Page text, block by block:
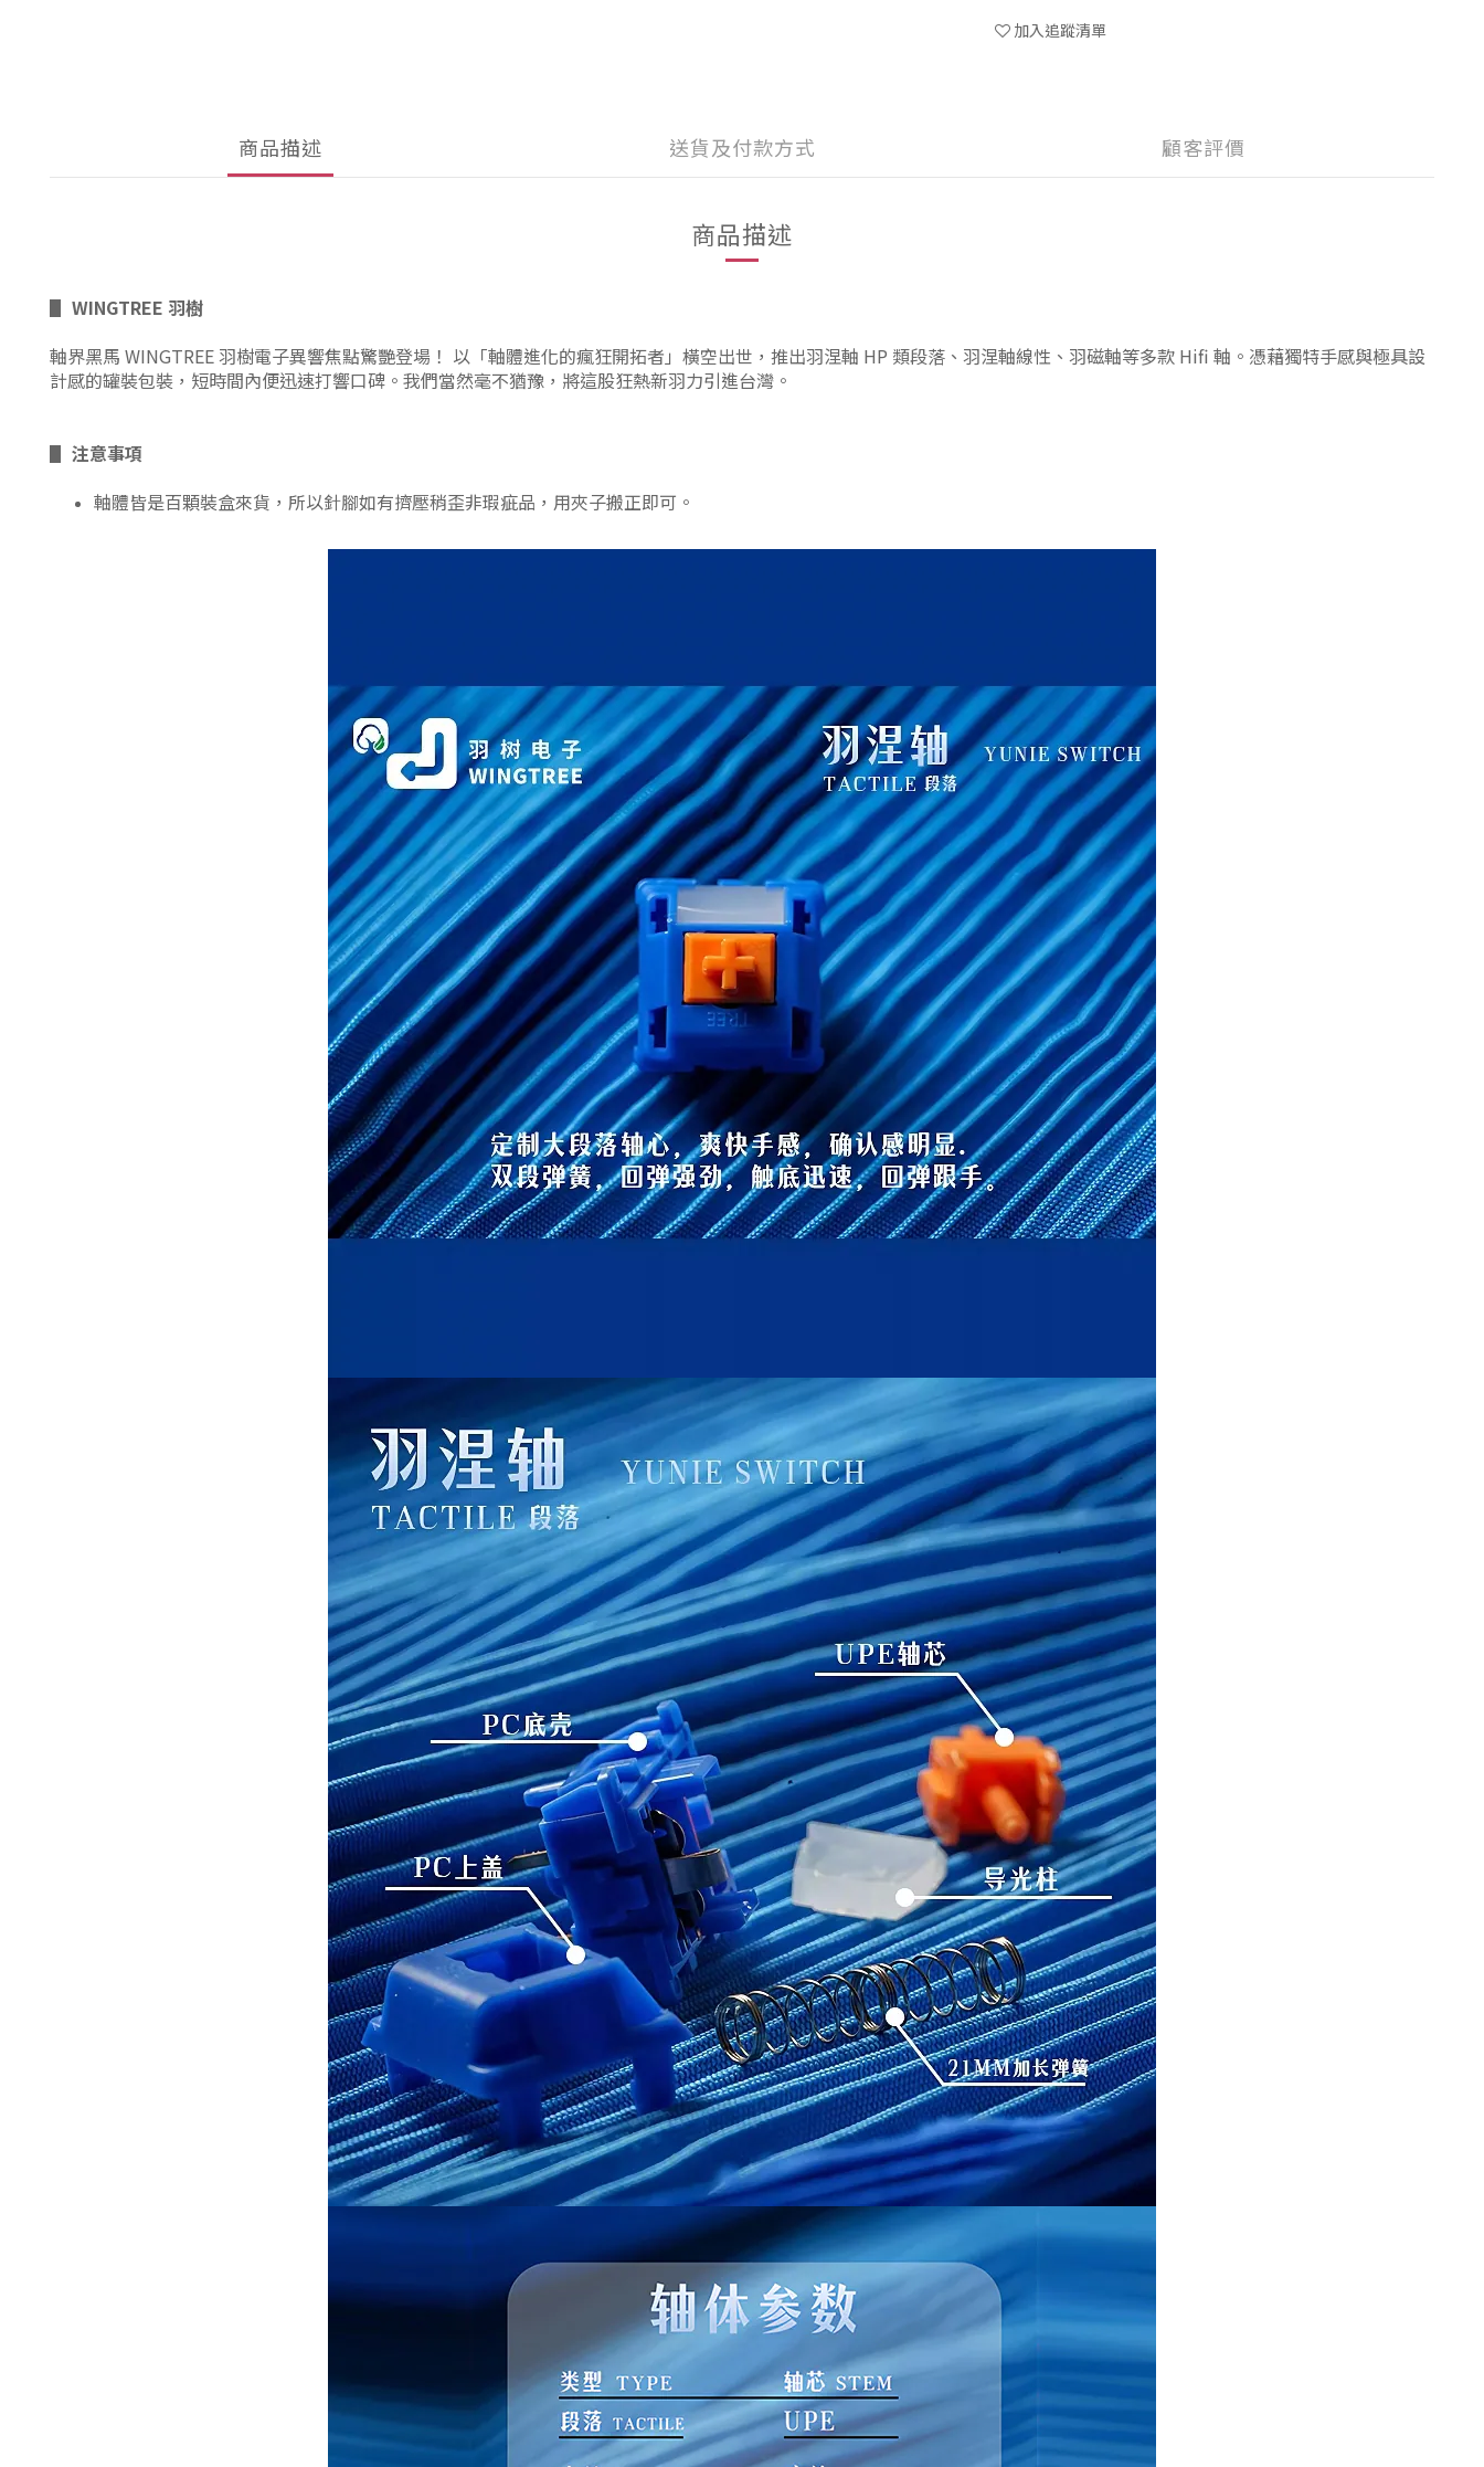
加入追蹤清單
商品描述 送貨及付款方式 顧客評價
商品描述
▋ WINGTREE 羽樹
軸界黑馬 WINGTREE 羽樹電子異響焦點驚艷登場！ 以「軸體進化的瘋狂開拓者」 橫空出世 ，推出羽涅軸 HP 類段落、羽涅軸線性、羽磁軸等多款 Hifi 軸。憑藉獨特手感與極具設
計感的罐裝包裝，短時間內便迅速打響口碑。我們當然毫不猶豫，將這股狂熱新羽力引進台灣。
▋ 注意事項
軸體皆是百顆裝盒來貨，所以針腳如有擠壓稍歪非瑕疵品，用夾子搬正即可。